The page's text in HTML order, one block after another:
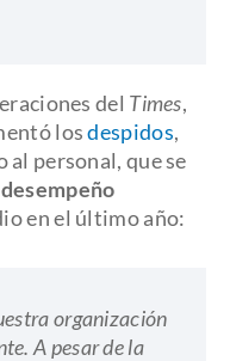
del Times,
losdespidos,
al personal, que se
en el último año:
organización
A pesar de la